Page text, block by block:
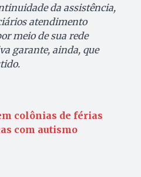
da assistência,
atendimento
meio de sua rede
garante, ainda, que
colônias de férias
com autismo